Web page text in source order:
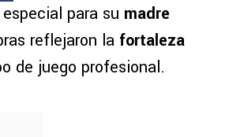
para su madre
reflejaron la fortaleza
de juego profesional.